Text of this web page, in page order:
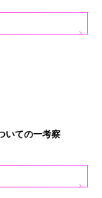
いての一考察